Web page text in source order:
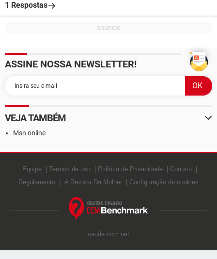
1 Respostas
ASSINE NOSSA NEWSLETTER!
VEJA TAMBÉM
Msn online
Equipe Termos de uso Política de Privacidade
Contato
Regulamento
A Revista Da Mulher Configuração de cookies
saude.ccm.net